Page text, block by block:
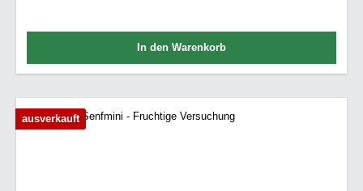
In den Warenkorb
ausverkauft